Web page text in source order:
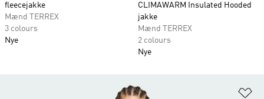
fleecejakke
Mænd TERREX
3 colours
Nye
CLIMAWARM Insulated Hooded
jakke
Mænd TERREX
2 colours
Nye